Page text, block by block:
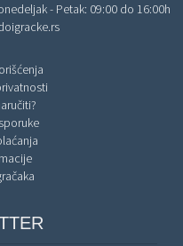
- Petak: 09:00 do 16:00h